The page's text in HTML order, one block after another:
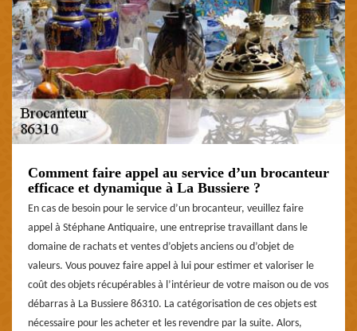
Comment faire appel au service d’un brocanteur
efficace et dynamique à La Bussiere ?
En cas de besoin pour le service d’un brocanteur, veuillez faire
appel à Stéphane Antiquaire, une entreprise travaillant dans le
domaine de rachats et ventes d’objets anciens ou d’objet de
valeurs. Vous pouvez faire appel à lui pour estimer et valoriser le
coût des objets récupérables à l’intérieur de votre maison ou de vos
débarras à La Bussiere 86310. La catégorisation de ces objets est
nécessaire pour les acheter et les revendre par la suite. Alors,